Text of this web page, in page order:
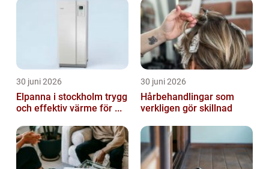
30 juni 2026
Elpanna i stockholm trygg
och effektiv värme för ...
30 juni 2026
Hårbehandlingar som
verkligen gör skillnad